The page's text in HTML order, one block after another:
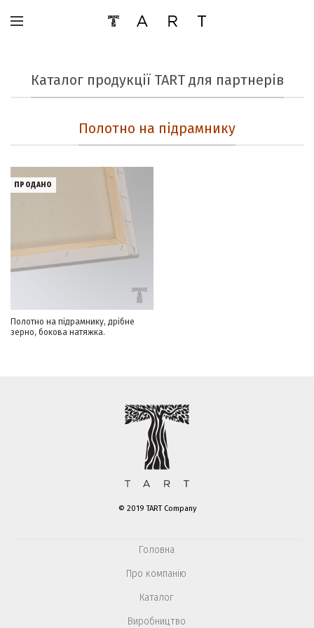
Каталог продукції ТАRT для партнерів
Полотно на підрамнику
ПРОДАНО
Полотно на підрамнику, дрібне
зерно, бокова натяжка.
© 2019 TART Company
Головна
Про компанію
Каталог
Виробництво